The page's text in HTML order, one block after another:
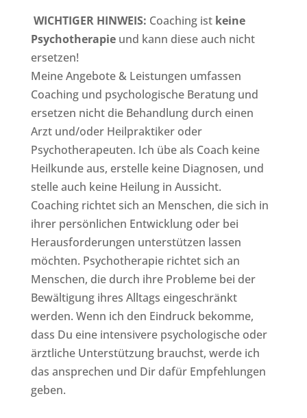
WICHTIGER HINWEIS: Coaching ist keine
Psychotherapieund kann diese auch nicht
ersetzen!
Meine Angebote & Leistungen umfassen
Coaching und psychologische Beratung und
ersetzen nicht die Behandlung durch einen
Arzt und/oder Heilpraktiker oder
Psychotherapeuten. Ich übe als Coach keine
Heilkunde aus, erstelle keine Diagnosen, und
stelle auch keine Heilung in Aussicht.
Coaching richtet sich an Menschen, die sich in
ihrer persönlichen Entwicklung oder bei
Herausforderungen unterstützen lassen
möchten. Psychotherapie richtet sich an
Menschen, die durch ihre Probleme bei der
Bewältigung ihres Alltags eingeschränkt
werden. Wenn ich den Eindruck bekomme,
dass Du eine intensivere psychologische oder
ärztliche Unterstützung brauchst, werde ich
das ansprechen und Dir dafür Empfehlungen
geben.